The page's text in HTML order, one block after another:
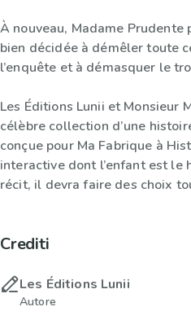
À nouveau, Madame Prudente
bien décidée à démêler toute
l’enquête et à démasquer le
Les Éditions Lunii et Monsieur
célèbre collection d’une
conçue pour Ma Fabrique à
interactive dont l’enfant est le
récit, il devra faire des choix
Crediti
Les Éditions Lunii
Autore